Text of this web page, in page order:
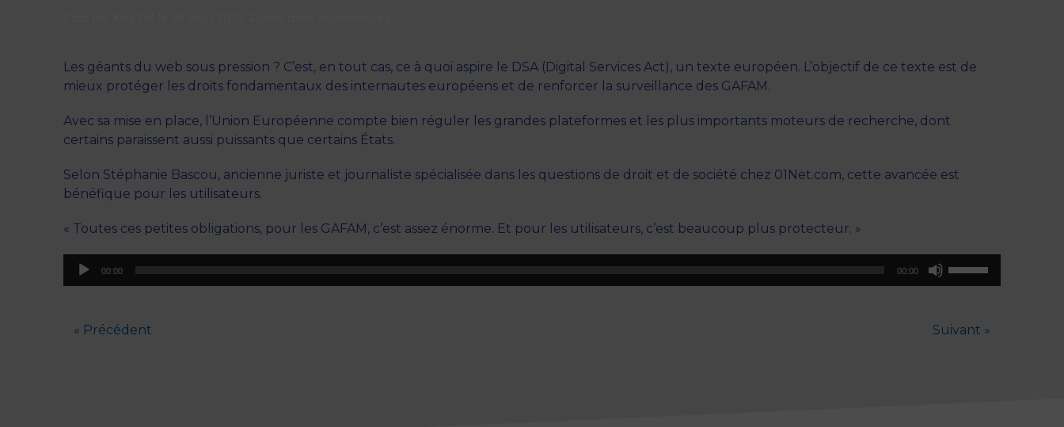
Les géants du web sous pression ? C’est, en tout cas, ce à quoi aspire le DSA (Digital Services Act), un texte européen. L’objectif de ce texte est de
mieux protéger les droits fondamentaux des internautes européens et de renforcer la surveillance des GAFAM.
Avec sa mise en place, l’Union Européenne compte bien réguler les grandes plateformes et les plus importants moteurs de recherche, dont
certains paraissent aussi puissants que certains États.
Selon Stéphanie Bascou, ancienne juriste et journaliste spécialisée dans les questions de droit et de société chez 01Net.com, cette avancée est
bénéfique pour les utilisateurs.
« Toutes ces petites obligations, pour les GAFAM, c’est assez énorme. Et pour les utilisateurs, c’est beaucoup plus protecteur. »
Lecteur
00:00 00:00
pour
« Précédent Suivant »